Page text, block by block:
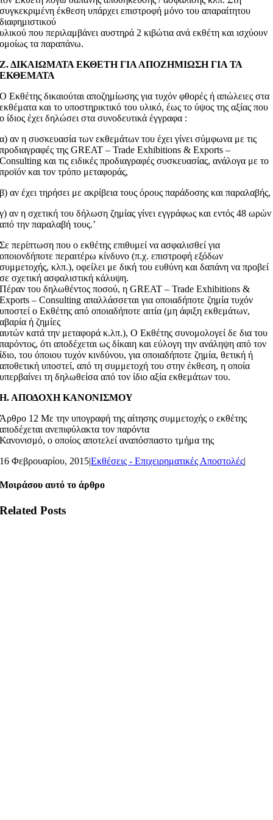
συγκεκριμένη έκθεση υπάρχει επιστροφή μόνο του απαραίτητου
διαφημιστικού
υλικού που περιλαμβάνει αυστηρά 2 κιβώτια ανά εκθέτη και ισχύουν
ομοίως τα παραπάνω.
Ζ. ΔΙΚΑΙΩΜΑΤΑ ΕΚΘΕΤΗ ΓΙΑ ΑΠΟΖΗΜΙΩΣΗ ΓΙΑ ΤΑ
ΕΚΘΕΜΑΤΑ
Ο Εκθέτης δικαιούται αποζημίωσης για τυχόν φθορές ή απώλειες στα
εκθέματα και το υποστηρικτικό του υλικό, έως το ύψος της αξίας που
ο ίδιος έχει δηλώσει στα συνοδευτικά έγγραφα :
α) αν η συσκευασία των εκθεμάτων του έχει γίνει σύμφωνα με τις
προδιαγραφές της GREAT – Trade Exhibitions & Exports –
Consulting και τις ειδικές προδιαγραφές συσκευασίας, ανάλογα με το
προϊόν και τον τρόπο μεταφοράς,
β) αν έχει τηρήσει με ακρίβεια τους όρους παράδοσης και παραλαβής,
γ) αν η σχετική του δήλωση ζημίας γίνει εγγράφως και εντός 48 ωρών
από την παραλαβή τους.’
Σε περίπτωση που ο εκθέτης επιθυμεί να ασφαλισθεί για
οποιονδήποτε περαιτέρω κίνδυνο (π.χ. επιστροφή εξόδων
συμμετοχής, κλπ.), οφείλει με δική του ευθύνη και δαπάνη να προβεί
σε σχετική ασφαλιστική κάλυψη.
Πέραν του δηλωθέντος ποσού, η GREAT – Trade Exhibitions &
Exports – Consulting απαλλάσσεται για οποιαδήποτε ζημία τυχόν
υποστεί ο Εκθέτης από οποιαδήποτε αιτία (μη άφιξη εκθεμάτων,
αβαρία ή ζημίες
αυτών κατά την μεταφορά κ.λπ.), Ο Εκθέτης συνομολογεί δε δια του
παρόντος, ότι αποδέχεται ως δίκαιη και εύλογη την ανάληψη από τον
ίδιο, του όποιου τυχόν κινδύνου, για οποιαδήποτε ζημία, θετική ή
αποθετική υποστεί, από τη συμμετοχή του στην έκθεση, η οποία
υπερβαίνει τη δηλωθείσα από τον ίδιο αξία εκθεμάτων του.
Η. ΑΠΟΔΟΧΗ ΚΑΝΟΝΙΣΜΟΥ
Άρθρο 12 Με την υπογραφή της αίτησης συμμετοχής ο εκθέτης
αποδέχεται ανεπιφύλακτα τον παρόντα
Κανονισμό, ο οποίος αποτελεί αναπόσπαστο τμήμα της
16 Φεβρουαρίου, 2015|Εκθέσεις - Επιχειρηματικές Αποστολές|
Μοιράσου αυτό το άρθρο
Related Posts